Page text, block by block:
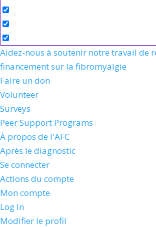
Aidez-nous à soutenir notre travail de
financement sur la fibromyalgie
Faire un don
Volunteer
Surveys
Peer Support Programs
À propos de l'AFC
Après le diagnostic
Se connecter
Actions du compte
Mon compte
Log In
Modifier le profil